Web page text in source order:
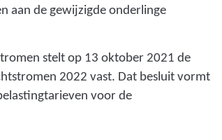
aan de gewijzigde onderlinge
stelt op 13 oktober 2021 de
2022 vast. Dat besluit vormt
voor de